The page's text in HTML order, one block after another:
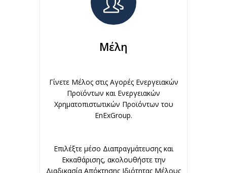
Μέλη
Γίνετε Μέλος στις Αγορές Ενεργειακών
Προϊόντων και Ενεργειακών
Χρηματοπιστωτικών Προϊόντων του
EnExGroup.
Επιλέξτε μέσο Διαπραγμάτευσης και
Εκκαθάρισης, ακολουθήστε την
Διαδικασία Απόκτησης Ιδιότητας Μέλους